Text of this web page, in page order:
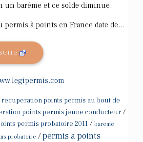
un barème et ce solde diminue.
permis à points en France date de...
recuperation points permis au bout de
points permis jeune conducteur /
permis probatoire 2011 / bareme
probatoire /permis a points